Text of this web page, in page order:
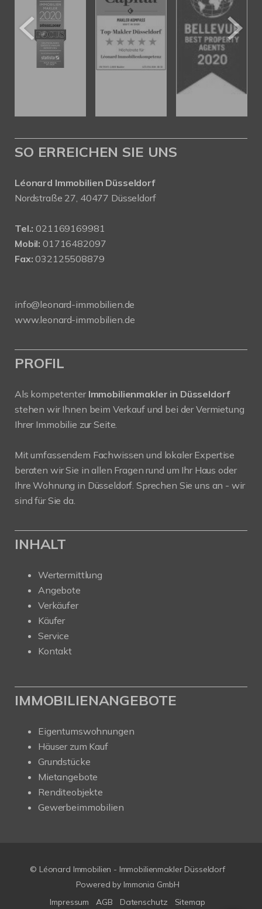
SO ERREICHEN SIE UNS
Léonard Immobilien Düsseldorf
Nordstraße 27, 40477 Düsseldorf
Tel.: 021169169981
Mobil: 01716482097
Fax: 032125508879
info@leonard-immobilien.de
www.leonard-immobilien.de
PROFIL
Als kompetenter Immobilienmakler in Düsseldorf
stehen wir Ihnen beim Verkauf und bei der Vermietung
Ihrer Immobilie zur Seite.
Mit umfassendem Fachwissen und lokaler Expertise
beraten wir Sie in allen Fragen rund um Ihr Haus oder
Ihre Wohnung in Düsseldorf. Sprechen Sie uns an - wir
sind für Sie da.
INHALT
Wertermittlung
Angebote
Verkäufer
Käufer
Service
Kontakt
IMMOBILIENANGEBOTE
Eigentumswohnungen
Häuser zum Kauf
Grundstücke
Mietangebote
Renditeobjekte
Gewerbeimmobilien
© Léonard Immobilien - Immobilienmakler Düsseldorf
Powered by Immonia GmbH
Impressum
AGB Datenschutz Sitemap